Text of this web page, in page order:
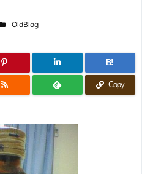
OldBlog
B!
Copy